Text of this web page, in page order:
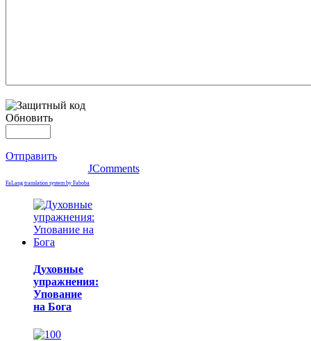
Обновить
Отправить
JComments
FaLang translation system by Faboba
Духовные
упражнения:
Упование
на Бога